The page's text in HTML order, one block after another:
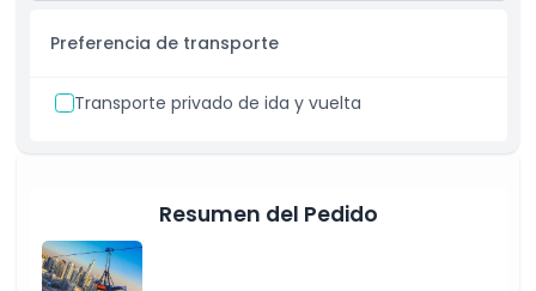
Política de Cancelación
Equipo de seguridad
Preferencia de transporte
Transporte privado de ida y vuelta
Resumen del Pedido